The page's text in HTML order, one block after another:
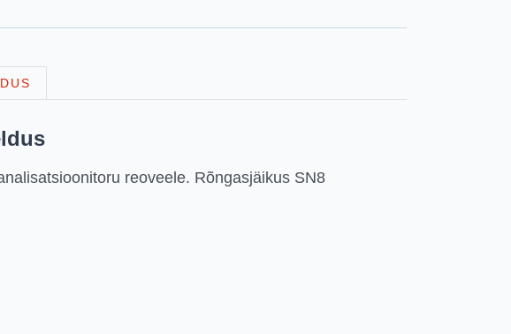
reoveele. Rõngasjäikus SN8